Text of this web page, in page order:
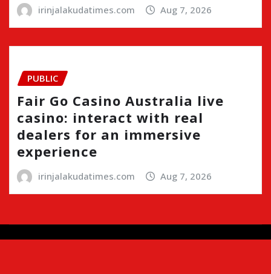
irinjalakudatimes.com Aug 7, 2026
PUBLIC
Fair Go Casino Australia live
casino: interact with real
dealers for an immersive
experience
irinjalakudatimes.com Aug 7, 2026